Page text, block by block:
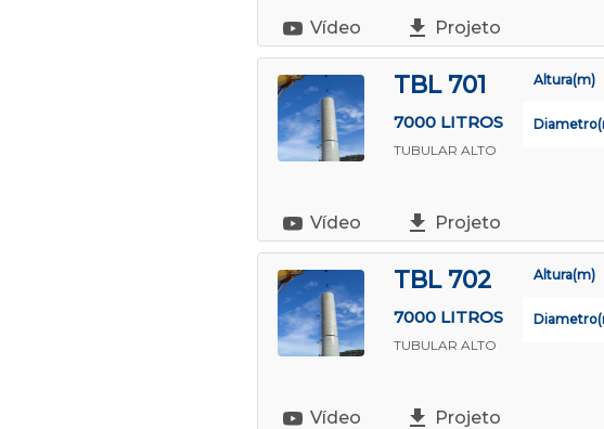
Vídeo Projeto
TBL 701
7000 LITROS
TUBULAR ALTO
Vídeo Projeto
Altura(m)
TBL 702
7000 LITROS
TUBULAR ALTO
Vídeo Projeto
Altura(m)